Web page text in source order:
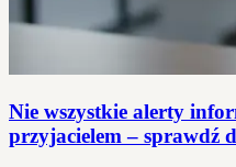
Nie wszystkie alerty
przyjacielem – sprawdź